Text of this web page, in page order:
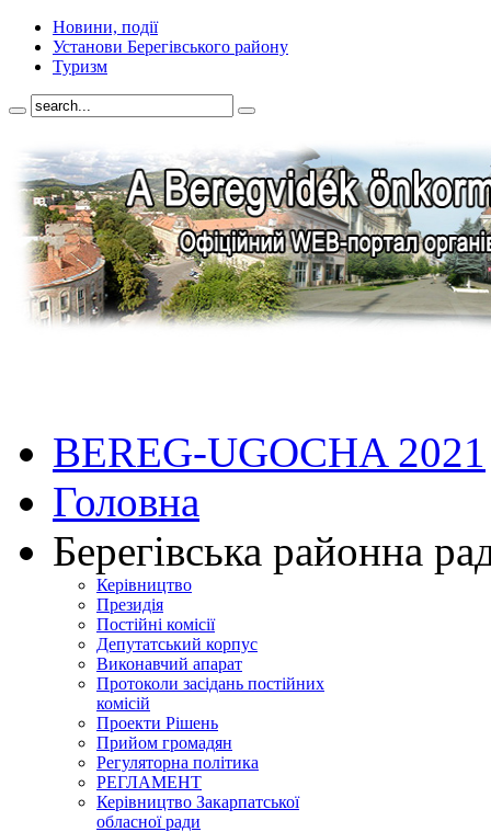
Новини, події
Установи Берегівського району
Туризм
BEREG-UGOCHA 2021
Головна
Берегівська районна
Керівництво
Президія
Постійні комісії
Депутатський корпус
Виконавчий апарат
Протоколи засідань постійних
комісій
Проекти Рішень
Прийом громадян
Регуляторна політика
РЕГЛАМЕНТ
Керівництво Закарпатської
обласної ради